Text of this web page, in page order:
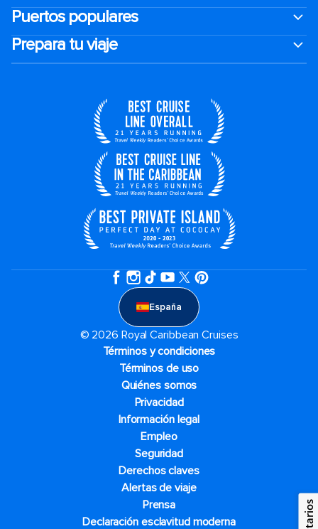
Puertos populares
Prepara tu viaje
España
© 2026 Royal Caribbean Cruises
Términos y condiciones
Términos de uso
Quiénes somos
Privacidad
Información legal
Empleo
Seguridad
Derechos claves
Alertas de viaje
Prensa
Declaración esclavitud moderna